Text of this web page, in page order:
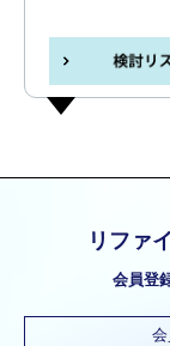
リファ
会員登
会